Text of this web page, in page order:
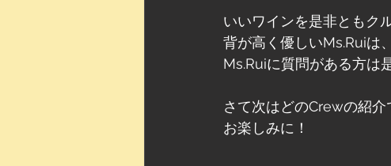
いいワインを是非ともク
背が高く優しいMs.Ruiは
Ms.Ruiに質問がある方は
さて次はどのCrewの紹介
お楽しみに！